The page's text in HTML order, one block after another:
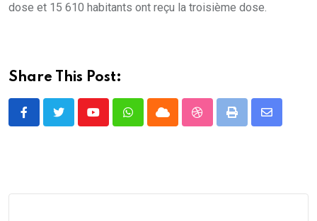
dose et 15 610 habitants ont reçu la troisième dose.
Share This Post:
YoutubeWhatsappCloud StumbleUpon
Print
Share